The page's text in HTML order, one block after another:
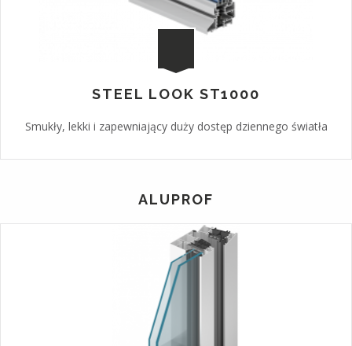
STEEL LOOK ST1000
Smukły, lekki i zapewniający duży dostęp dziennego światła
ALUPROF